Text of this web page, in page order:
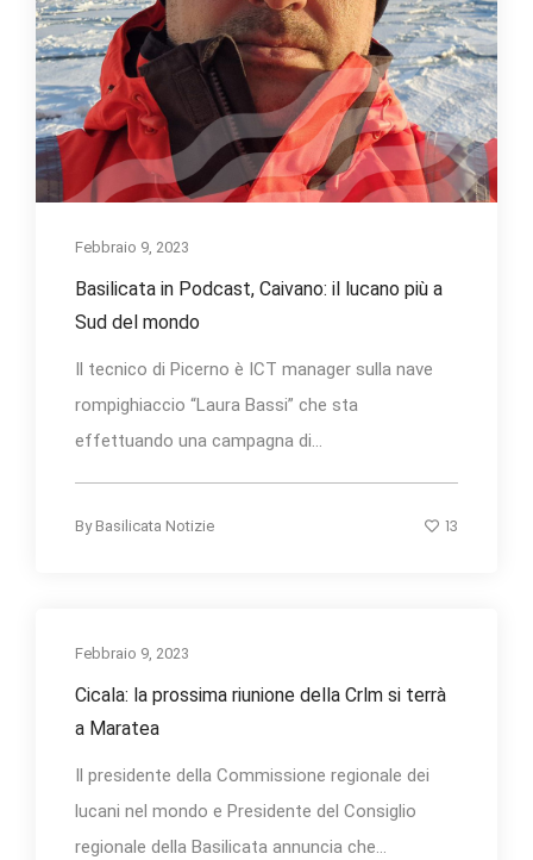
Febbraio 9, 2023
Basilicata in Podcast, Caivano: il lucano più a
Sud del mondo
Il tecnico di Picerno è ICT manager sulla nave
rompighiaccio “Laura Bassi” che sta
effettuando una campagna di...
By Basilicata Notizie 13
Febbraio 9, 2023
Cicala: la prossima riunione della Crlm si terrà
a Maratea
Il presidente della Commissione regionale dei
lucani nel mondo e Presidente del Consiglio
regionale della Basilicata annuncia che...